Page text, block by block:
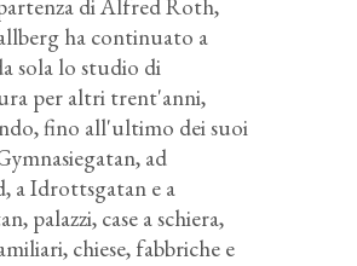
di Alfred Roth,
ha continuato a
sola lo studio di
per altri trent'anni,
fino all'ultimo dei suoi
ad
a Idrottsgatan e a
palazzi, case a schiera,
chiese, fabbriche e